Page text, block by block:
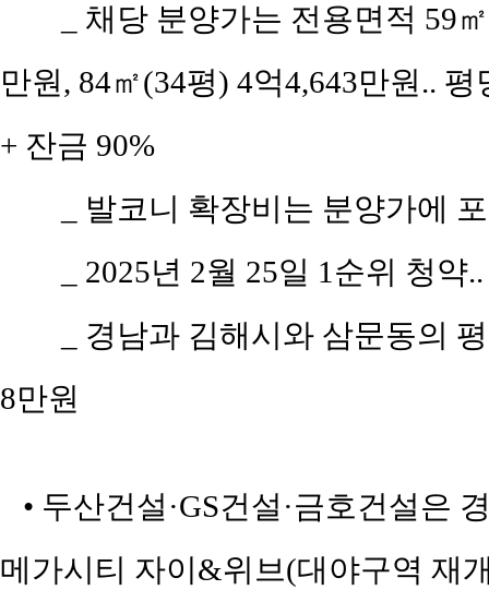
_ 채당 분양가는 전용면적 59
만원, 84㎡(34평) 4억4,643만원..
+ 잔금 90%
_ 발코니 확장비는 분양가에
_ 2025년 2월 25일 1순위 청
_ 경남과 김해시와 삼문동의
8만원
• 두산건설·GS건설·금호건설은
메가시티 자이&위브(대야구역 재